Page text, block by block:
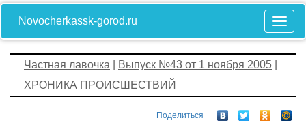
Novocherkassk-gorod.ru
Частная лавочка Выпуск №43 от 1 ноября 2005
ХРОНИКА ПРОИСШЕСТВИЙ
Поделиться